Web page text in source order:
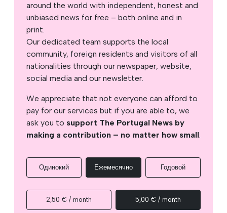
around the world with independent, honest and
unbiased news for free – both online and in
print.
Our dedicated team supports the local
community, foreign residents and visitors of all
nationalities through our newspaper, website,
social media and our newsletter.
We appreciate that not everyone can afford to
pay for our services but if you are able to, we
ask you to support The Portugal News by
making a contribution – no matter how small.
Одинокий Ежемесячно Годовой
2,50 € / month 5,00 € / month